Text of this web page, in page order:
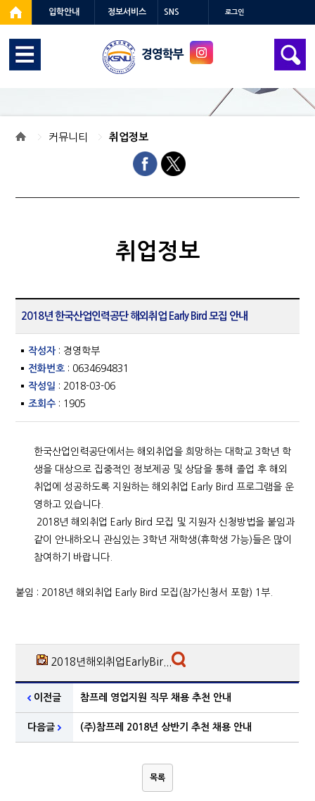
입학안내 정보서비스 SNS 로그인
경영학부
커뮤니티 취업정보
취업정보
2018년 한국산업인력공단 해외취업 Early Bird 모집 안내
작성자 : 경영학부
전화번호 : 0634694831
작성일 : 2018-03-06
조회수 : 1905
한국산업인력공단에서는 해외취업을 희망하는 대학교 3학년 학
생을 대상으로 집중적인 정보제공 및 상담을 통해 졸업 후 해외
취업에 성공하도록 지원하는 해외취업 Early Bird 프로그램을 운
영하고 있습니다.
2018년 해외취업 Early Bird 모집 및 지원자 신청방법을 붙임과
같이 안내하오니 관심있는 3학년 재학생(휴학생 가능)들은 많이
참여하기 바랍니다.
붙임 : 2018년 해외취업 Early Bird 모집(참가신청서 포함) 1부.
2018년해외취업EarlyBir...
이전글 참프레 영업지원 직무 채용 추천 안내
다음글 (주)참프레 2018년 상반기 추천 채용 안내
목록